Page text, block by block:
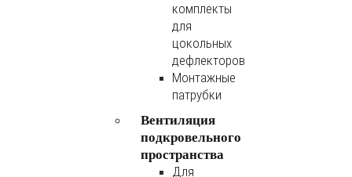
комплекты
для
цокольных
дефлекторов
Монтажные
патрубки
Вентиляция
подкровельного
пространства
Для